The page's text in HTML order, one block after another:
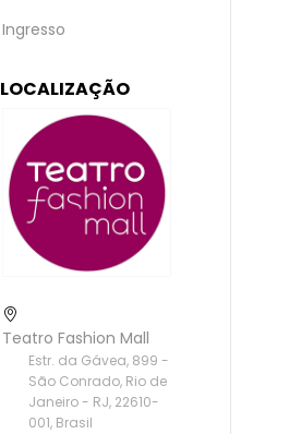
Ingresso
LOCALIZAÇÃO
Teatro Fashion Mall
Estr. da Gávea, 899 -
São Conrado, Rio de
Janeiro - RJ, 22610-
001, Brasil